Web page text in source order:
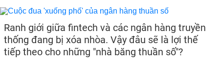
Ranh giới giữa fintech và các ngân hàng truyền
thống đang bị xóa nhòa. Vậy đâu sẽ là lợi thế
tiếp theo cho những "nhà băng thuần số"?